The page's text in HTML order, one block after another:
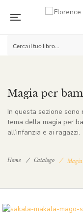
Magia per
In questa sezione
tema della magia per
all’infanzia e ai ragazzi.
Home Catalogo